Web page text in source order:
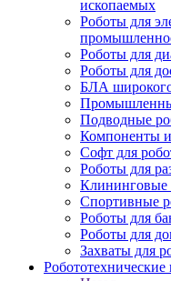
ископаемых
Роботы для
Роботы для
Роботы для
БЛА
Подводные
Компоненты и
Софт для
Роботы для
Клининговые
Спортивные
Роботы для
Роботы для
Захваты для